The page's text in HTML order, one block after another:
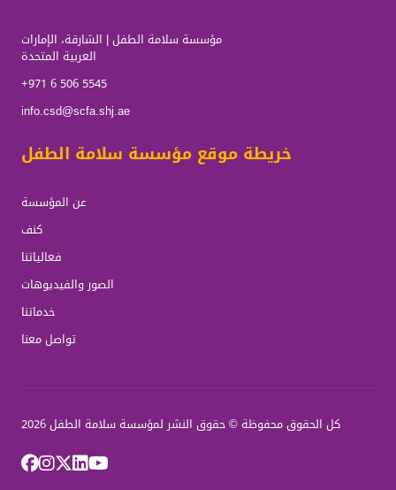
مؤسسة سلامة الطفل | الشارقة، الإمارات
العربية المتحدة
+971 6 506 5545
info.csd@scfa.shj.ae
خريطة موقع مؤسسة سلامة الطفل
عن المؤسسة
كنف
فعالياتنا
الصور والفيديوهات
خدماتنا
تواصل معنا
كل الحقوق محفوظة © حقوق النشر لمؤسسة سلامة الطفل 2026